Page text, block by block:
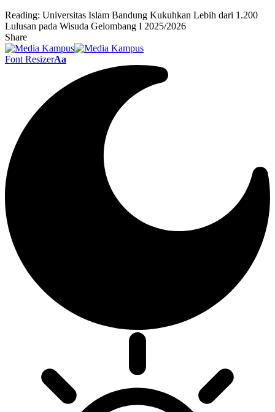
Reading: Universitas Islam Bandung Kukuhkan Lebih dari 1.200
Lulusan pada Wisuda Gelombang I 2025/2026
Share
Font ResizerAa